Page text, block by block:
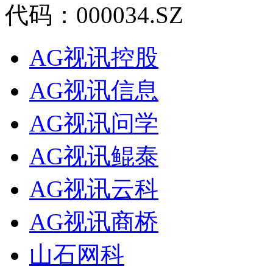
代码：000034.SZ
AG视讯控股
AG视讯信息
AG视讯问学
AG视讯鲲泰
AG视讯云科
AG视讯商桥
山石网科